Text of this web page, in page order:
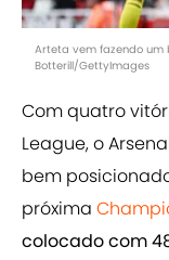
Arteta vem fazendo um
Botterill/GettyImages
Com quatro
League, o
bem
próxima
colocado com